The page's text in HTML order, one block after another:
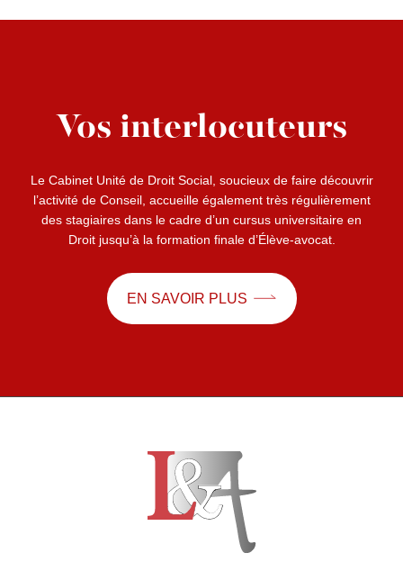
Vos interlocuteurs
Le Cabinet Unité de Droit Social, soucieux de faire découvrir
l’activité de Conseil, accueille également très régulièrement
des stagiaires dans le cadre d’un cursus universitaire en
Droit jusqu’à la formation finale d’Élève-avocat.
EN SAVOIR PLUS